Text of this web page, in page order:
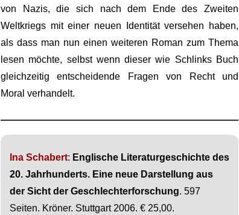
von Nazis, die sich nach dem Ende des Zweiten
Weltkriegs mit einer neuen Identität versehen haben,
als dass man nun einen weiteren Roman zum Thema
lesen möchte, selbst wenn dieser wie Schlinks Buch
gleichzeitig entscheidende Fragen von Recht und
Moral verhandelt.
Ina Schabert: Englische Literaturgeschichte des
20. Jahrhunderts. Eine neue Darstellung aus
der Sicht der Geschlechterforschung. 597
Seiten. Kröner. Stuttgart 2006. € 25,00.